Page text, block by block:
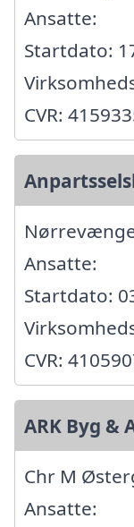
Ansatte:
Startdato:
CVR:
Ansatte:
Startdato:
CVR:
ARK Byg &
Chr M
Ansatte: